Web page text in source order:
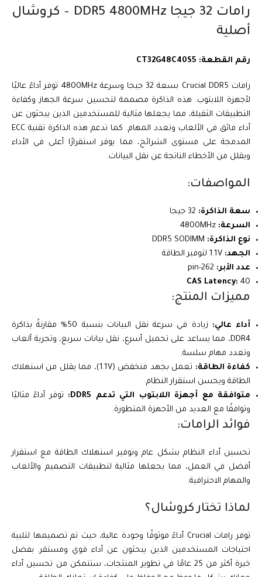
رامات 32 جيجا DDR5 4800MHz – كروشال
أصلية
رقم القطعة: CT32G48C40S5
رامات Crucial DDR5 بسعة 32 جيجا وسرعة 4800MHz توفر أداءً عاليًا
لأجهزة اللابتوب. هذه الذاكرة مصممة لتحسين سرعة الجهاز وكفاءة
التطبيقات الثقيلة، مما يجعلها مثالية للمستخدمين الذين يبحثون عن
أداء فائق في الألعاب وتعدد المهام. كما تدعم هذه الذاكرة تقنية ECC
المدمجة على مستوى الشرائح، مما يوفر استقرارًا أعلى في الأداء
ويقلل من الأخطاء الناتجة عن نقل البيانات.
المواصفات:
سعة الذاكرة:
السرعة:
نوع الذاكرة:
الجهد:
عدد الأبر:
CAS Latency: 40
مميزات المنتج:
أداء عالي:
زيادة في سرعة نقل البيانات بنسبة 50% مقارنةً بذاكرة
DDR4، مما يساعد على تحميل أسرع، نقل بيانات سريع، وتجربة ألعاب
وتعدد مهام سلسة.
كفاءة الطاقة:
تعمل بجهد منخفض (1.1V)، مما يقلل من استهلاك
الطاقة ويحسن استقرار النظام.
متوافقة مع أجهزة اللابتوب التي تدعم DDR5:
توفر أداءً مثاليًا
وتوافقًا مع العديد من الأجهزة المتطورة.
فوائد الرامات:
تحسين أداء النظام بشكل عام وتوفير استهلاك الطاقة مع استقرار
أفضل في العمل، مما يجعلها مثالية لتطبيقات التصميم والألعاب
والمهام الاحترافية.
لماذا تختار كروشال؟
توفر رامات Crucial أداءً موثوقًا وجودة عالية، حيث تم تصميمها لتلبية
احتياجات المستخدمين الذين يبحثون عن أداء قوي ومستقر. بفضل
خبرة أكثر من 25 عامًا في تطوير المنتجات، ستتمكن من تحسين أداء